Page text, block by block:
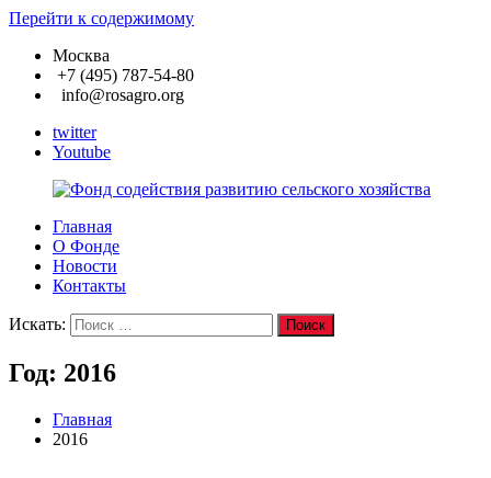
Перейти к содержимому
Москва
+7 (495) 787-54-80
info@rosagro.org
twitter
Youtube
Фонд
содействия
развитию
хозяйства
Главная
О Фонде
Новости
Контакты
Искать: Поиск
Год: 2016
Главная
2016